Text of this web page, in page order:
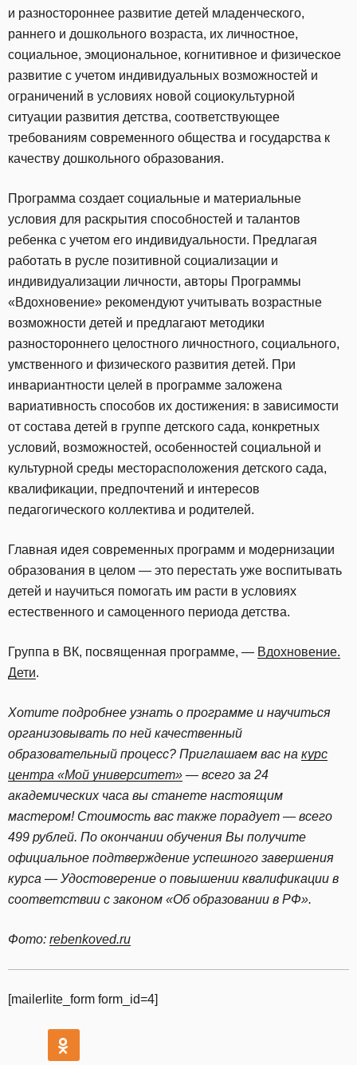
и разностороннее развитие детей младенческого,
раннего и дошкольного возраста, их личностное,
социальное, эмоциональное, когнитивное и физическое
развитие с учетом индивидуальных возможностей и
ограничений в условиях новой социокультурной
ситуации развития детства, соответствующее
требованиям современного общества и государства к
качеству дошкольного образования.
Программа создает социальные и материальные
условия для раскрытия способностей и талантов
ребенка с учетом его индивидуальности. Предлагая
работать в русле позитивной социализации и
индивидуализации личности, авторы Программы
«Вдохновение» рекомендуют учитывать возрастные
возможности детей и предлагают методики
разностороннего целостного личностного, социального,
умственного и физического развития детей. При
инвариантности целей в программе заложена
вариативность способов их достижения: в зависимости
от состава детей в группе детского сада, конкретных
условий, возможностей, особенностей социальной и
культурной среды месторасположения детского сада,
квалификации, предпочтений и интересов
педагогического коллектива и родителей.
Главная идея современных программ и модернизации
образования в целом — это перестать уже воспитывать
детей и научиться помогать им расти в условиях
естественного и самоценного периода детства.
Группа в ВК, посвященная программе, — Вдохновение.
Дети.
Хотите подробнее узнать о программе и научиться
организовывать по ней качественный
образовательный процесс? Приглашаем вас на курс
центра «Мой университет» — всего за 24
академических часа вы станете настоящим
мастером! Стоимость вас также порадует — всего
499 рублей. По окончании обучения Вы получите
официальное подтверждение успешного завершения
курса — Удостоверение о повышении квалификации в
соответствии с законом «Об образовании в РФ».
Фото: rebenkoved.ru
[mailerlite_form form_id=4]